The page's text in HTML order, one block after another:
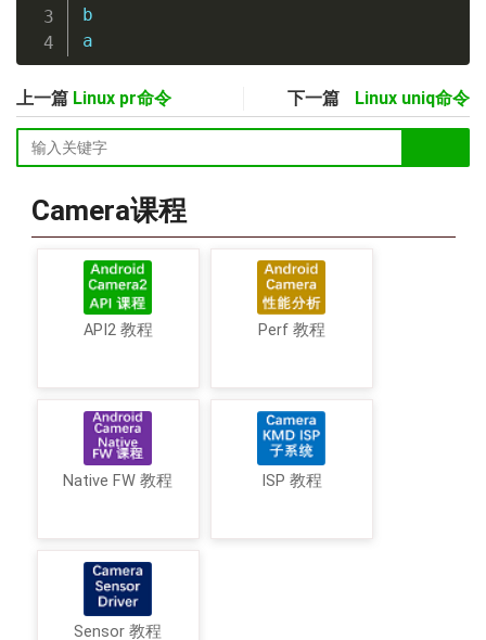
b
a
上一篇 Linux pr命令 下一篇 Linux uniq命令
Camera课程
API2 教程 Perf 教程
Native FW 教程 ISP 教程
Sensor 教程